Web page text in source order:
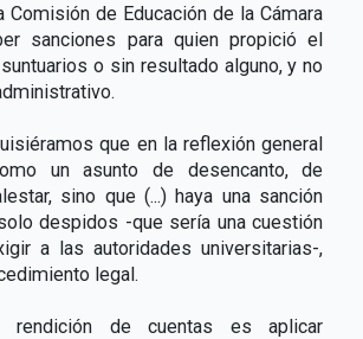
Comisión de Educación de la Cámara
sanciones para quien propició el
o sin resultado alguno, y no
que en la reflexión general
un asunto de desencanto, de
sino que (...) haya una sanción
despidos -que sería una cuestión
a las autoridades universitarias-,
legal.
rendición de cuentas es aplicar